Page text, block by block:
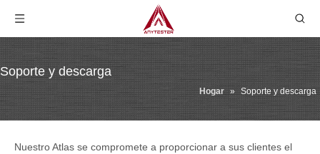
Soporte y descarga
Hogar » Soporte y descarga
Nuestro Atlas se compromete a proporcionar a sus clientes el